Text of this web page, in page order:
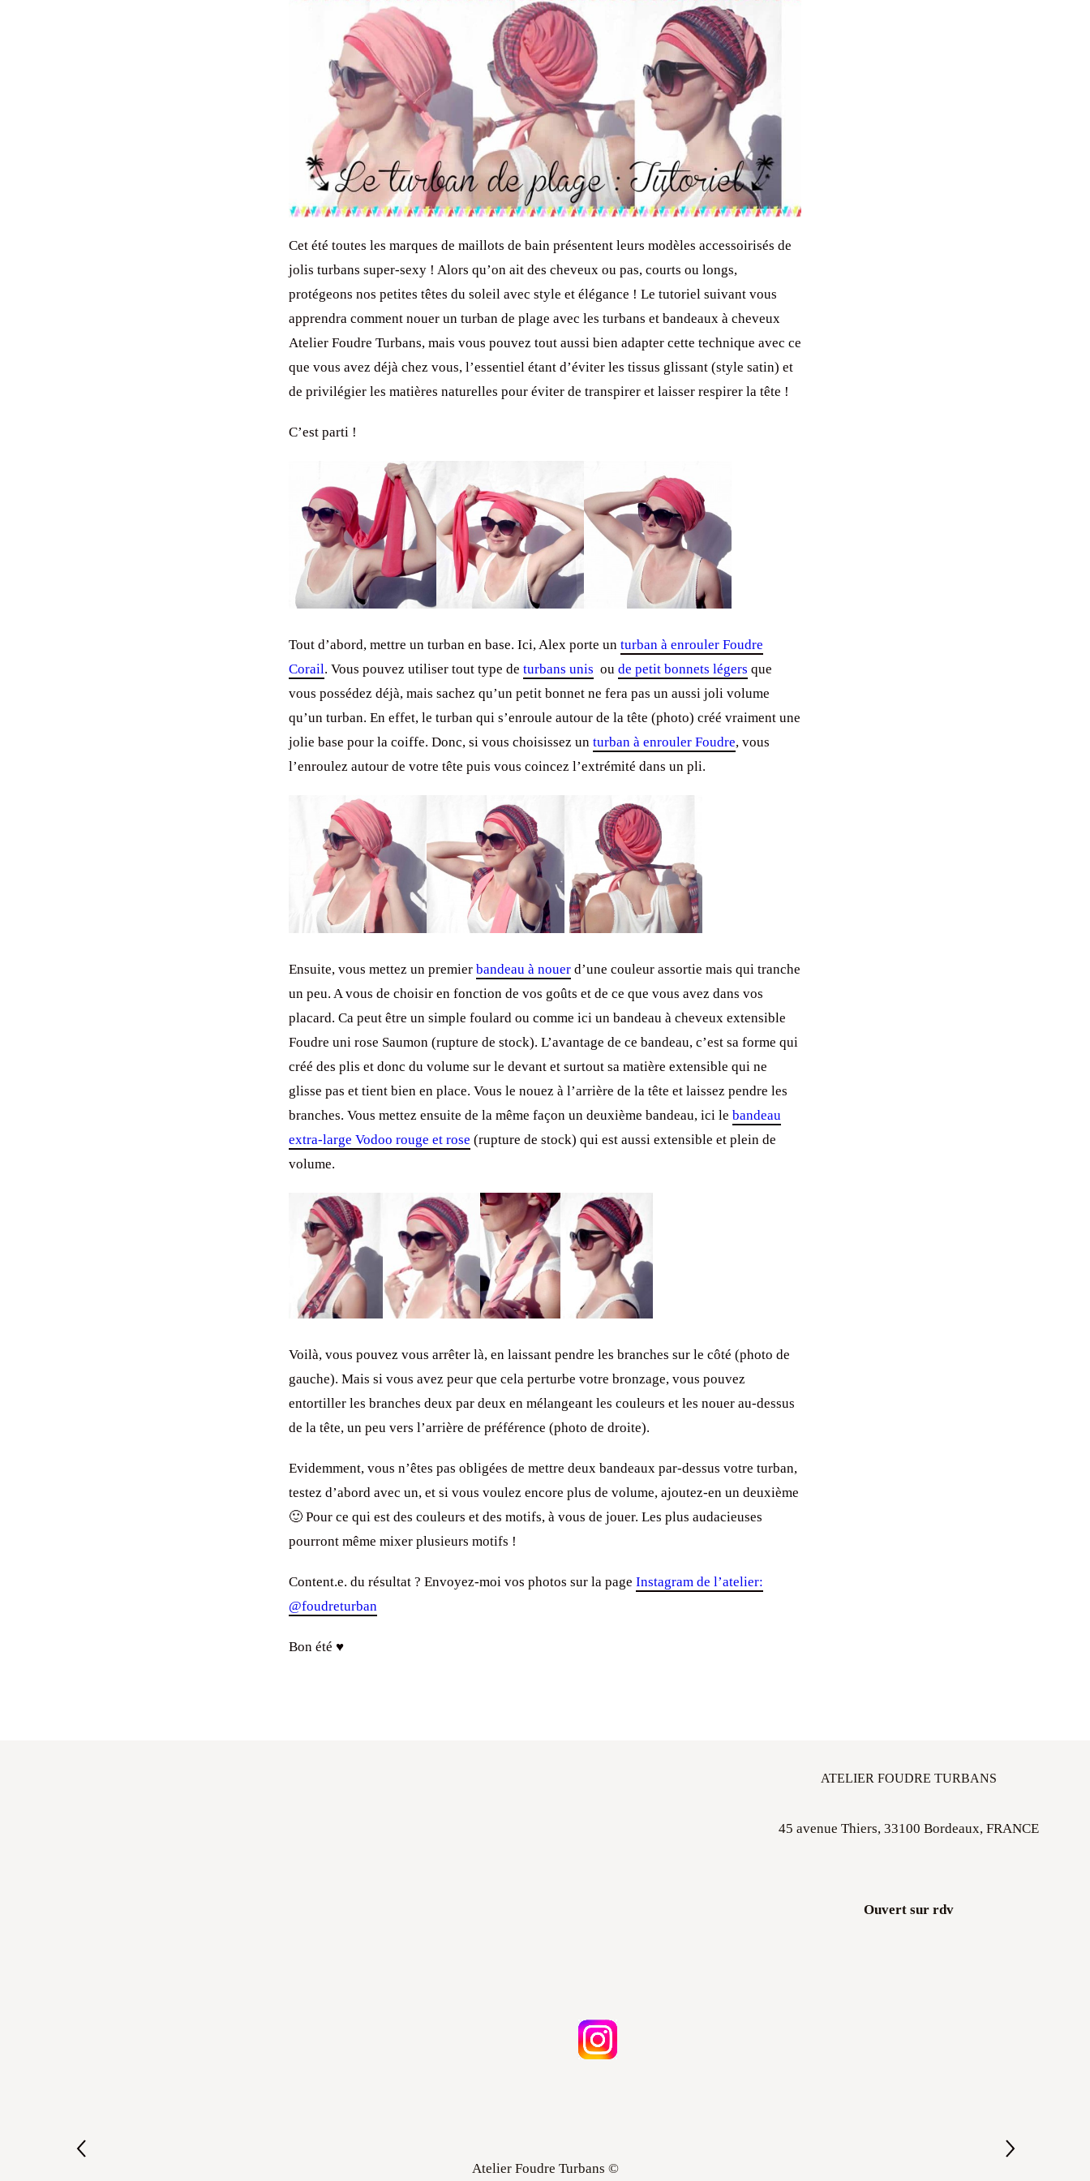
Cet été toutes les marques de maillots de bain présentent leurs modèles accessoirisés de
jolis turbans super-sexy ! Alors qu’on ait des cheveux ou pas, courts ou longs,
protégeons nos petites têtes du soleil avec style et élégance ! Le tutoriel suivant vous
apprendra comment nouer un turban de plage avec les turbans et bandeaux à cheveux
Atelier Foudre Turbans, mais vous pouvez tout aussi bien adapter cette technique avec ce
que vous avez déjà chez vous, l’essentiel étant d’éviter les tissus glissant (style satin) et
de privilégier les matières naturelles pour éviter de transpirer et laisser respirer la tête !
C’est parti !
Tout d’abord, mettre un turban en base. Ici, Alex porte un turban à enrouler Foudre
Corail. Vous pouvez utiliser tout type de turbans unis ou de petit bonnets légers que
vous possédez déjà, mais sachez qu’un petit bonnet ne fera pas un aussi joli volume
qu’un turban. En effet, le turban qui s’enroule autour de la tête (photo) créé vraiment une
jolie base pour la coiffe. Donc, si vous choisissez un turban à enrouler Foudre, vous
l’enroulez autour de votre tête puis vous coincez l’extrémité dans un pli.
Ensuite, vous mettez un premier bandeau à nouer d’une couleur assortie mais qui tranche
un peu. A vous de choisir en fonction de vos goûts et de ce que vous avez dans vos
placard. Ca peut être un simple foulard ou comme ici un bandeau à cheveux extensible
Foudre uni rose Saumon (rupture de stock). L’avantage de ce bandeau, c’est sa forme qui
créé des plis et donc du volume sur le devant et surtout sa matière extensible qui ne
glisse pas et tient bien en place. Vous le nouez à l’arrière de la tête et laissez pendre les
branches. Vous mettez ensuite de la même façon un deuxième bandeau, ici le bandeau
extra-large Vodoo rouge et rose (rupture de stock) qui est aussi extensible et plein de
volume.
Voilà, vous pouvez vous arrêter là, en laissant pendre les branches sur le côté (photo de
gauche). Mais si vous avez peur que cela perturbe votre bronzage, vous pouvez
entortiller les branches deux par deux en mélangeant les couleurs et les nouer au-dessus
de la tête, un peu vers l’arrière de préférence (photo de droite).
Evidemment, vous n’êtes pas obligées de mettre deux bandeaux par-dessus votre turban,
testez d’abord avec un, et si vous voulez encore plus de volume, ajoutez-en un deuxième
🙂 Pour ce qui est des couleurs et des motifs, à vous de jouer. Les plus audacieuses
pourront même mixer plusieurs motifs !
Content.e. du résultat ? Envoyez-moi vos photos sur la page Instagram de l’atelier:
@foudreturban
Bon été ♥
ATELIER FOUDRE TURBANS
45 avenue Thiers, 33100 Bordeaux, FRANCE
Ouvert sur rdv
Atelier Foudre Turbans ©